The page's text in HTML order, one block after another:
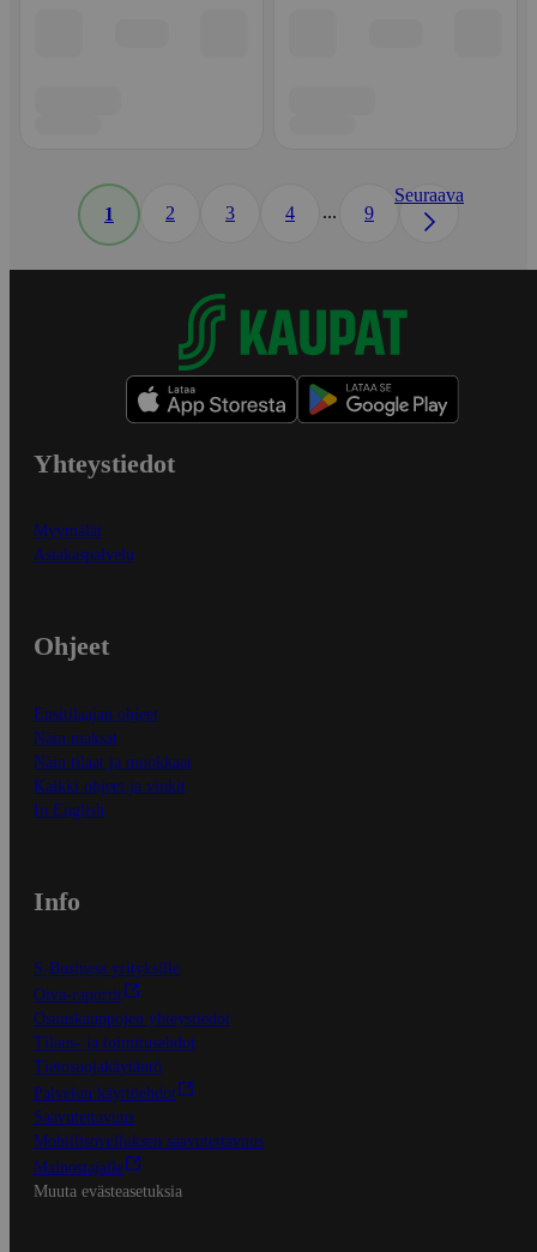
1 2 3 4 ... 9
Seuraava
Yhteystiedot
Myymälät
Asiakaspalvelu
Ohjeet
Ensitilaajan ohjeet
Näin maksat
Näin tilaat ja muokkaat
Kaikki ohjeet ja vinkit
In English
Info
S-Business yrityksille
Oiva-raportit
Osuuskauppojen yhteystiedot
Tilaus- ja toimitusehdot
Tietosuojakäytäntö
Palvelun käyttöehdot
Saavutettavuus
Mobiilisovelluksen saavutettavuus
Mainostajalle
Muuta evästeasetuksia